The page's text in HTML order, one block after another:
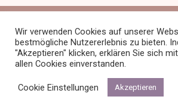
©Swiss Permanence
Impressum Datenschutz
Wir verwenden Cookies auf unserer
bestmögliche Nutzererlebnis zu bieten.
"Akzeptieren" klicken, erklären Sie sich
allen Cookies einverstanden.
Cookie Einstellungen Akzeptieren